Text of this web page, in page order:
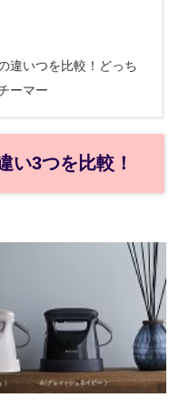
違いつを比較！どっち
ーマー
い3つを比較！